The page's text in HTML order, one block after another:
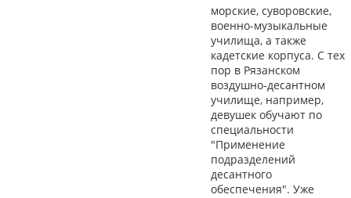
морские, суворовские,
военно-музыкальные
училища, а также
кадетские корпуса. С тех
пор в Рязанском
воздушно-десантном
училище, например,
девушек обучают по
специальности
"Применение
подразделений
десантного
обеспечения". Уже